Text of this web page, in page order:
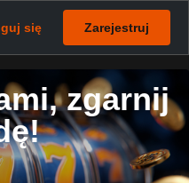
się Zarejestruj
zgarnij